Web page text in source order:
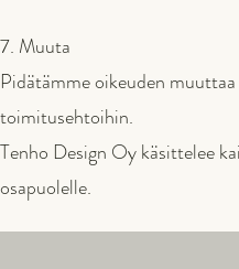
7. Muuta
Pidätämme oikeuden
toimitusehtoihin.
Tenho Design Oy käsittelee
osapuolelle.